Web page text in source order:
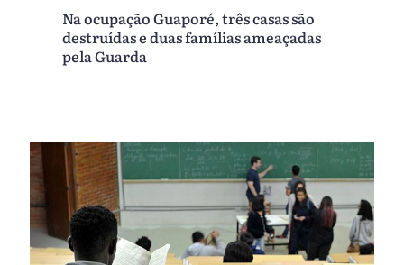
Na ocupação Guaporé, três casas são
destruídas e duas famílias ameaçadas
pela Guarda